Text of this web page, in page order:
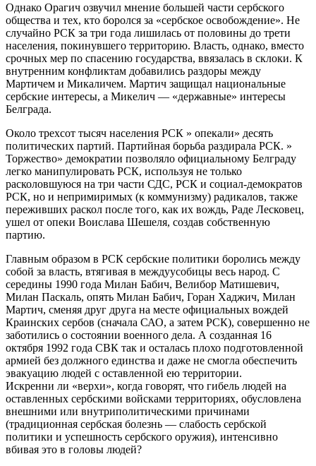
Однако Орагич озвучил мнение большей части сербского
общества и тех, кто боролся за «сербское освобождение». Не
случайно РСК за три года лишилась от половины до трети
населения, покинувшего территорию. Власть, однако, вместо
срочных мер по спасению государства, ввязалась в склоки. К
внутренним конфликтам добавились раздоры между
Мартичем и Микаличем. Мартич защищал национальные
сербские интересы, а Микелич — «державные» интересы
Белграда.
Около трехсот тысяч населения РСК » опекали» десять
политических партий. Партийная борьба раздирала РСК. »
Торжество» демократии позволяло официальному Белграду
легко манипулировать РСК, используя не только
расколовшуюся на три части СДС, РСК и социал-демократов
РСК, но и непримиримых (к коммунизму) радикалов, также
переживших раскол после того, как их вождь, Раде Лесковец,
ушел от опеки Воислава Шешеля, создав собственную
партию.
Главным образом в РСК сербские политики боролись между
собой за власть, втягивая в междуусобицы весь народ. С
середины 1990 года Милан Бабич, Велибор Матишевич,
Милан Паскаль, опять Милан Бабич, Горан Хаджич, Милан
Мартич, сменяя друг друга на месте официальных вождей
Краинских сербов (сначала САО, а затем РСК), совершенно не
заботились о состоянии военного дела. А созданная 16
октября 1992 года СВК так и осталась плохо подготовленной
армией без должного единства и даже не смогла обеспечить
эвакуацию людей с оставленной ею территории.
Искренни ли «верхи», когда говорят, что гибель людей на
оставленных сербскими войсками территориях, обусловлена
внешними или внутриполитическими причинами
(традиционная сербская болезнь — слабость сербской
политики и успешность сербского оружия), интенсивно
вбивая это в головы людей?